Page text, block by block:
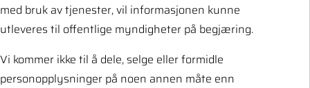
med bruk av tjenester, vil informasjonen kunne
utleveres til offentlige myndigheter på begjæring.
Vi kommer ikke til å dele, selge eller formidle
personopplysninger på noen annen måte enn